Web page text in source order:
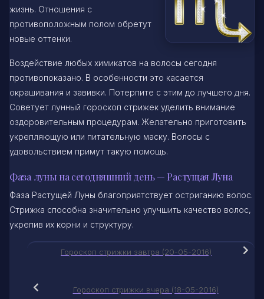
жизнь. Отношения с
противоположным полом обретут
новые оттенки.
Воздействие любых химикатов на волосы сегодня
противопоказано. В особенности это касается
окрашивания и завивки. Потерпите с этим до лучшего дня.
Советует лунный гороскоп стрижек уделить внимание
оздоровительным процедурам. Желательно приготовить
укрепляющую или питательную маску. Волосы с
удовольствием примут такую помощь.
Фаза луны на сегодняшний день — Растущая Луна
Фаза Растущей Луны благоприятствует остриганию волос.
Стрижка способна значительно улучшить качество волос,
укрепив их корни и структуру.
Гороскоп стрижки завтра (20-05-2016)
Гороскоп стрижки вчера (18-05-2016)